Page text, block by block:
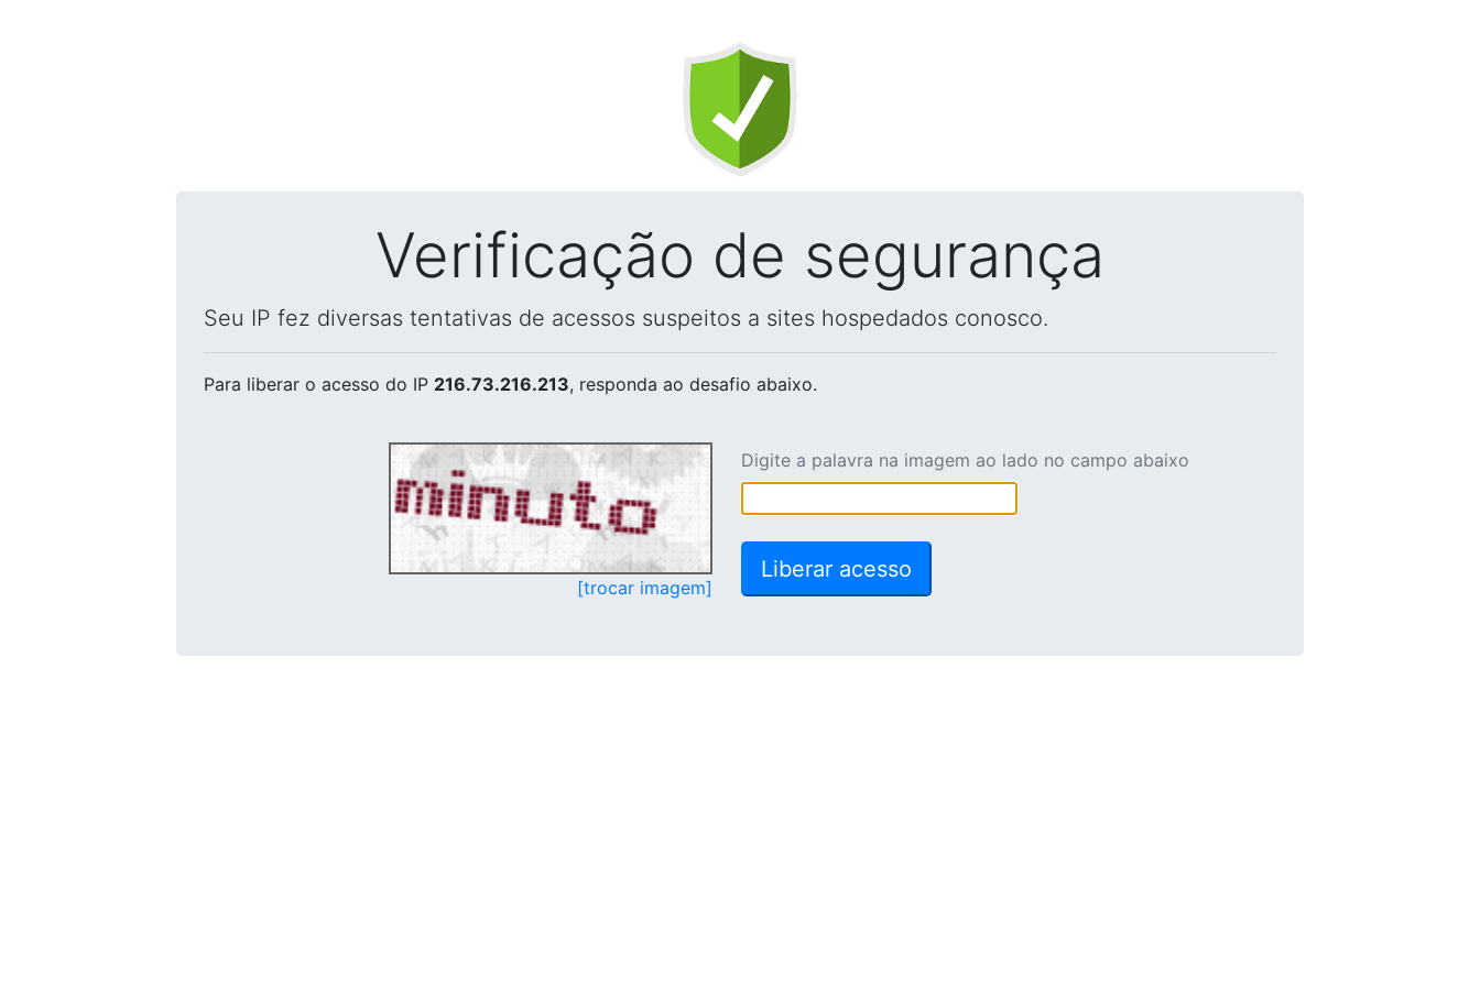
Verificação de segurança
Seu IP fez diversas tentativas de acessos suspeitos a sites hospedados conosco.
Para liberar o acesso do IP 216.73.216.213, responda ao desafio abaixo.
[trocar imagem]
Digite a palavra na imagem ao lado no campo abaixo